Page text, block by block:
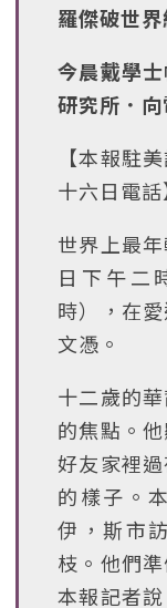
羅傑破世
今晨戴學
研究所．
【本報駐
十六日電話
世界上最
日下午二
時），在
文憑。
十二歲的
的焦點。
好友家裡
的樣子。
伊，斯市
枝。他們
本報記者